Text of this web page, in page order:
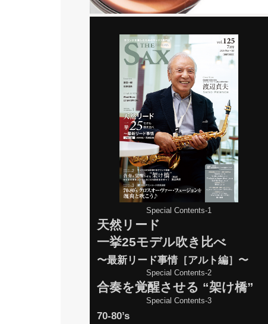
Special Contents-1
天然リード
一挙25モデル吹き比べ
〜最新リード事情［アルト編］〜
Special Contents-2
合奏を覚醒させる “架け橋”
Special Contents-3
70-80’s